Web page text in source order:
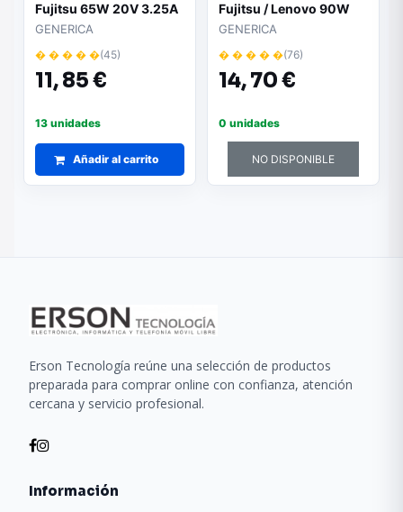
Fujitsu 65W 20V 3.25A
5.5 mm x 2.5 mm / 3252
GENERICA
� � � � �(45)
11,85 €
13 unidades
Añadir al carrito
Fujitsu / Lenovo 90W
20V 4.5A 5.5 mm x 2.5
mm / M-126
GENERICA
� � � � �(76)
14,70 €
0 unidades
NO DISPONIBLE
Erson Tecnología reúne una selección de productos
preparada para comprar online con confianza, atención
cercana y servicio profesional.
Información